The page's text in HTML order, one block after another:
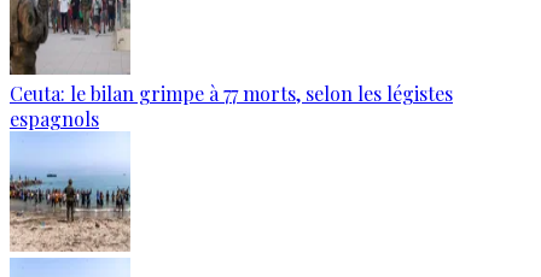
Ceuta: le bilan grimpe à 77 morts, selon les légistes
espagnols